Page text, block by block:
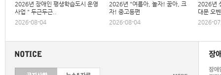
2026년 장애인 평생학습도시 운영
사업 " 두근두근..
2026-08-04
2026년 "여름아, 놀자! 꿈아, 크
자! 중고등편
2026-08-04
2026년
대문 오
2026-